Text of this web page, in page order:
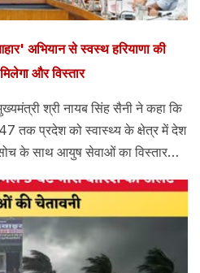
अभियान से स्वस्थ हरियाणा की
और विस्तार
श्री नायब सिंह सैनी ने कहा कि
तक प्रदेश को स्वास्थ्य के क्षेत्र में देश
के साथ आयुष सेवाओं का विस्तार
अधिक से अधिक लाभ मिल सके।
और बजट में की गई घोषणाओं को तय
है।